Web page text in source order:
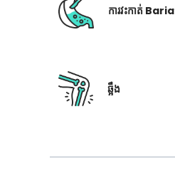
ការវះកាត់
ឆ្អឹង